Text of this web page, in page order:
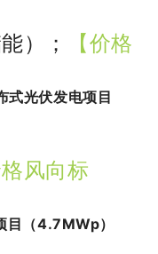
） ；
【价格
式光伏发电项目
格风向标
目（4.7MWp）